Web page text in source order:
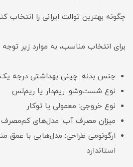
چگونه بهترین توالت ایرانی را انتخاب
برای انتخاب مناسب، به موارد زیر
جنس بدنه: چینی بهداشتی درجه
نوع شست‌وشو: ریم‌دار یا ریم‌لس
نوع خروجی: معمولی یا توکار
میزان مصرف آب: مدل‌های کم‌مصرف
ارگونومی طراحی: مدل‌هایی با عمق
استاندارد